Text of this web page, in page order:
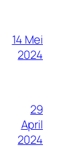
14 Mei
2024
29
April
2024